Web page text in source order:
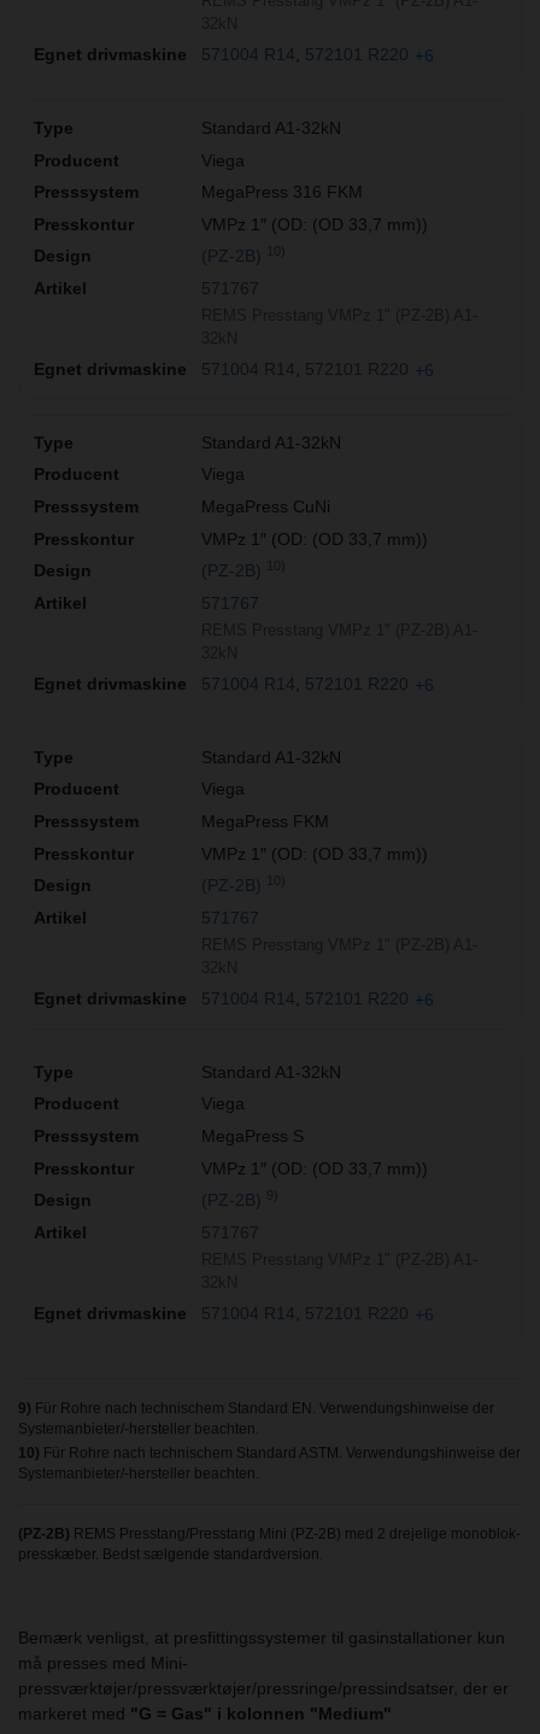
571004 R14 572101 R220 +6
Standard A1-32kN
Viega
MegaPress 316 FKM
VMPz 1″ (OD: (OD 33,7 mm))
(PZ-2B)
10)
571767
571004 R14 572101 R220 +6
Standard A1-32kN
Viega
MegaPress CuNi
VMPz 1″ (OD: (OD 33,7 mm))
(PZ-2B)
10)
571767
571004 R14 572101 R220 +6
Standard A1-32kN
Viega
MegaPress FKM
VMPz 1″ (OD: (OD 33,7 mm))
(PZ-2B)
10)
571767
571004 R14 572101 R220 +6
Standard A1-32kN
Viega
MegaPress S
VMPz 1″ (OD: (OD 33,7 mm))
(PZ-2B)
9)
571767
571004 R14 572101 R220 +6
9) Für Rohre nach technischem Standard EN. Verwendungshinweise der
Systemanbieter/-hersteller beachten.
10) Für Rohre nach technischem Standard ASTM. Verwendungshinweise der
Systemanbieter/-hersteller beachten.
(PZ-2B) REMS Presstang/Presstang Mini (PZ-2B) med 2 drejelige monoblok-
presskæber. Bedst sælgende standardversion.
Bemærk venligst, at presfittingssystemer til gasinstallationer kun
må presses med Mini-
pressværktøjer/pressværktøjer/pressringe/pressindsatser, der er
markeret med "G = Gas" i kolonnen "Medium"